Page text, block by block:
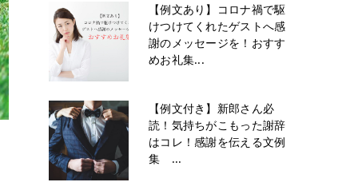
【例文あり】コロナ禍で駆
けつけてくれたゲストへ感
謝のメッセージを！おすす
めお礼集...
【例文付き】新郎さん必
読！気持ちがこもった謝辞
はコレ！感謝を伝える文例
集 ...